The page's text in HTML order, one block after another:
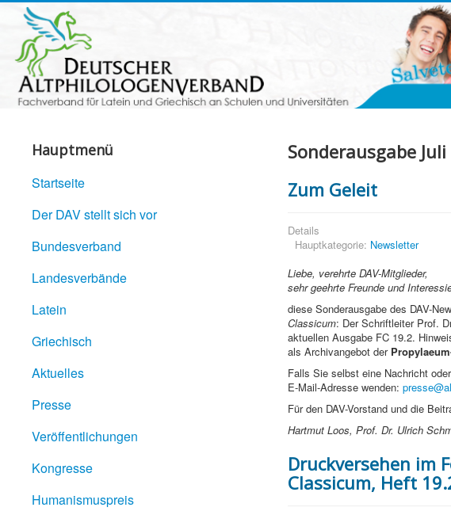
Hauptmenü
Startseite
Der DAV stellt sich vor
Bundesverband
Landesverbände
Latein
Griechisch
Aktuelles
Presse
Veröffentlichungen
Kongresse
Humanismuspreis
Sonderausgabe
Zum Geleit
Details
Hauptkategorie: Newsletter
Liebe, verehrte DAV-Mitglieder,
sehr geehrte Freunde und
diese Sonderausgabe des DAV-
Classicum: Der Schriftleiter Prof.
aktuellen Ausgabe FC 19.2.
als Archivangebot der
Falls Sie selbst eine Nachricht
E-Mail-Adresse wenden:
Für den DAV-Vorstand und die
Hartmut Loos, Prof. Dr. Ulrich
Druckversehen im
Classicum, Heft